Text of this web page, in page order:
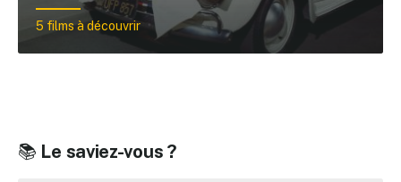
5 films à découvrir
📚 Le saviez-vous ?